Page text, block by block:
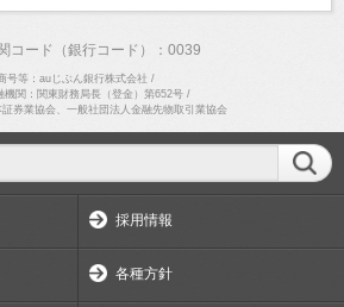
コード（銀行コード）：0039
号等：auじぶん銀行株式会社 /
機関：関東財務局長（登金）第652号/
券業協会、一般社団法人金融先物取引業協会
採用情報
各種方針